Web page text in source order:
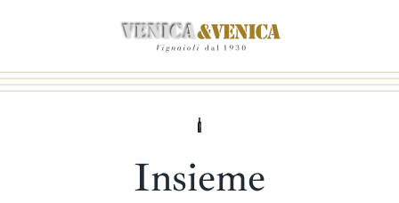
Hauptinhalt
springen
Insieme